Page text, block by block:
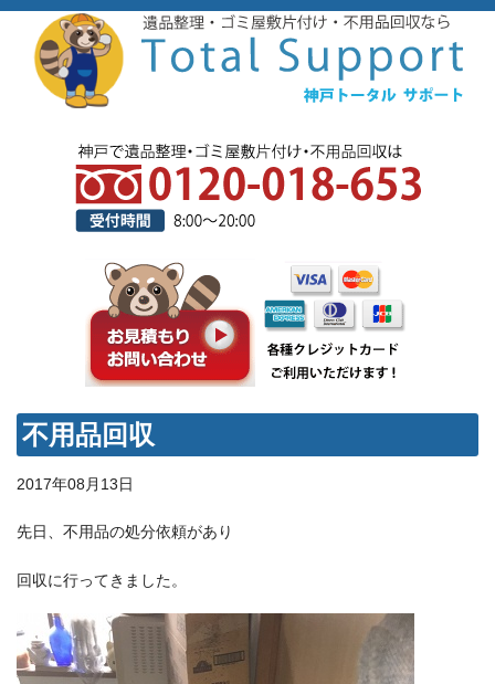
不用品回収
2017年08月13日
先日、不用品の処分依頼があり
回収に行ってきました。